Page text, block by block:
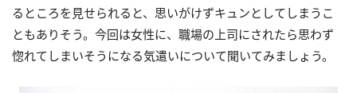
るところを見せられると、思いがけずキュンとしてしまうこ
ともありそう。今回は女性に、職場の上司にされたら思わず
惚れてしまいそうになる気遣いについて聞いてみましょう。